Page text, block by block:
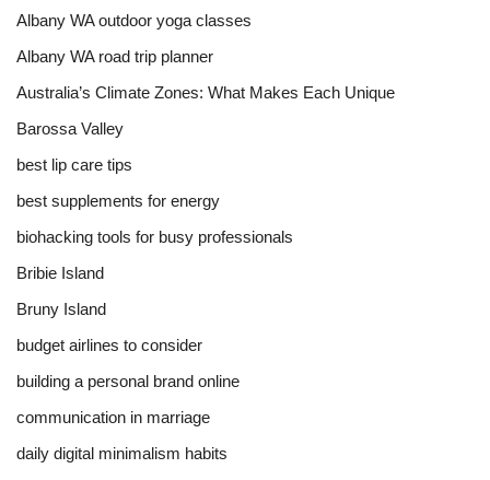
Albany WA outdoor yoga classes
Albany WA road trip planner
Australia’s Climate Zones: What Makes Each Unique
Barossa Valley
best lip care tips
best supplements for energy
biohacking tools for busy professionals
Bribie Island
Bruny Island
budget airlines to consider
building a personal brand online
communication in marriage
daily digital minimalism habits